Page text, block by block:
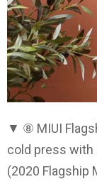
▼ ⑧ MIUI
cold press with
(2020 Flagship